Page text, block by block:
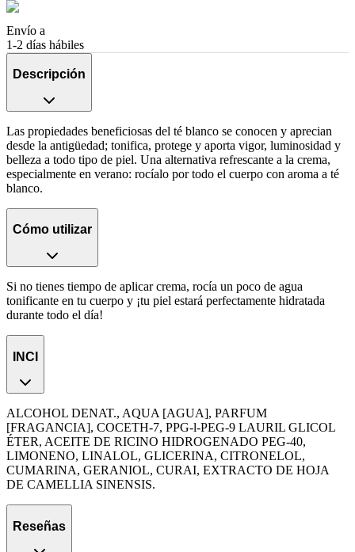
Envío a
1-2 días hábiles
Descripción
Las propiedades beneficiosas del té blanco se conocen y aprecian
desde la antigüedad; tonifica, protege y aporta vigor, luminosidad y
belleza a todo tipo de piel. Una alternativa refrescante a la crema,
especialmente en verano: rocíalo por todo el cuerpo con aroma a té
blanco.
Cómo utilizar
Si no tienes tiempo de aplicar crema, rocía un poco de agua
tonificante en tu cuerpo y ¡tu piel estará perfectamente hidratada
durante todo el día!
INCI
ALCOHOL DENAT., AQUA [AGUA], PARFUM
[FRAGANCIA], COCETH-7, PPG-l-PEG-9 LAURIL GLICOL
ÉTER, ACEITE DE RICINO HIDROGENADO PEG-40,
LIMONENO, LINALOL, GLICERINA, CITRONELOL,
CUMARINA, GERANIOL, CURAI, EXTRACTO DE HOJA
DE CAMELLIA SINENSIS.
Reseñas